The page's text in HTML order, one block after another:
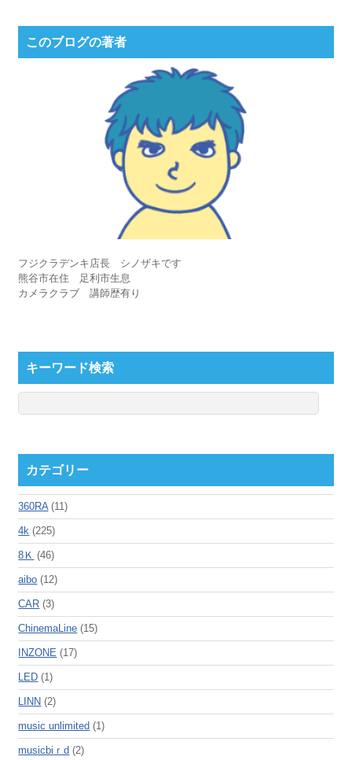
このブログの著者
フジクラデンキ店長 シノザキです
熊谷市在住 足利市生息
カメラクラブ 講師歴有り
キーワード検索
カテゴリー
360RA(11)
4k (225)
8Ｋ (46)
aibo (12)
CAR (3)
ChinemaLine (15)
INZONE (17)
LED (1)
LINN (2)
music unlimited (1)
musicbiｒd (2)